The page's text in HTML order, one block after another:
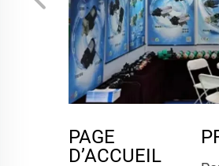
PAGE
D’ACCUEIL